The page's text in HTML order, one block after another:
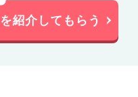
紹介してもらう